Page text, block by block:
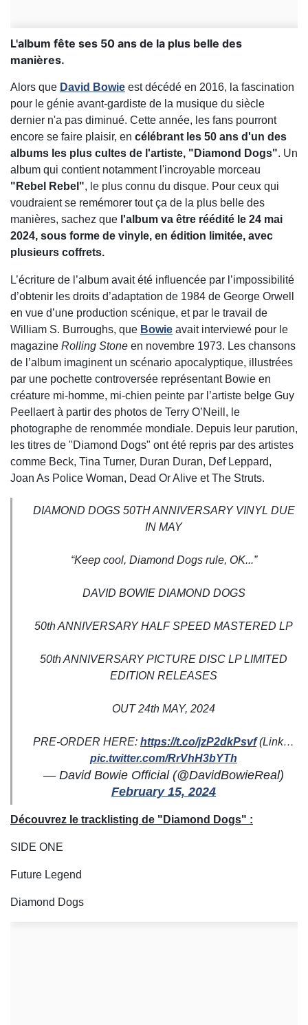
L'album fête ses 50 ans de la plus belle des
manières.
Alors que David Bowie est décédé en 2016, la fascination
pour le génie avant-gardiste de la musique du siècle
dernier n'a pas diminué. Cette année, les fans pourront
encore se faire plaisir, en célébrant les 50 ans d'un des
albums les plus cultes de l'artiste, "Diamond Dogs". Un
album qui contient notamment l'incroyable morceau
"Rebel Rebel", le plus connu du disque. Pour ceux qui
voudraient se remémorer tout ça de la plus belle des
manières, sachez que l'album va être réédité le 24 mai
2024, sous forme de vinyle, en édition limitée, avec
plusieurs coffrets.
L’écriture de l’album avait été influencée par l’impossibilité
d’obtenir les droits d’adaptation de 1984 de George Orwell
en vue d’une production scénique, et par le travail de
William S. Burroughs, que Bowie avait interviewé pour le
magazine Rolling Stone en novembre 1973. Les chansons
de l’album imaginent un scénario apocalyptique, illustrées
par une pochette controversée représentant Bowie en
créature mi-homme, mi-chien peinte par l’artiste belge Guy
Peellaert à partir des photos de Terry O’Neill, le
photographe de renommée mondiale. Depuis leur parution,
les titres de "Diamond Dogs" ont été repris par des artistes
comme Beck, Tina Turner, Duran Duran, Def Leppard,
Joan As Police Woman, Dead Or Alive et The Struts.
DIAMOND DOGS 50TH ANNIVERSARY VINYL DUE
IN MAY
“Keep cool, Diamond Dogs rule, OK...”
DAVID BOWIE DIAMOND DOGS
50th ANNIVERSARY HALF SPEED MASTERED LP
50th ANNIVERSARY PICTURE DISC LP LIMITED
EDITION RELEASES
OUT 24th MAY, 2024
PRE-ORDER HERE: https://t.co/jzP2dkPsvf(Link…
pic.twitter.com/RrVhH3bYTh
— David Bowie Official (@DavidBowieReal)
February 15, 2024
Découvrez le tracklisting de "Diamond Dogs" :
SIDE ONE
Future Legend
Diamond Dogs